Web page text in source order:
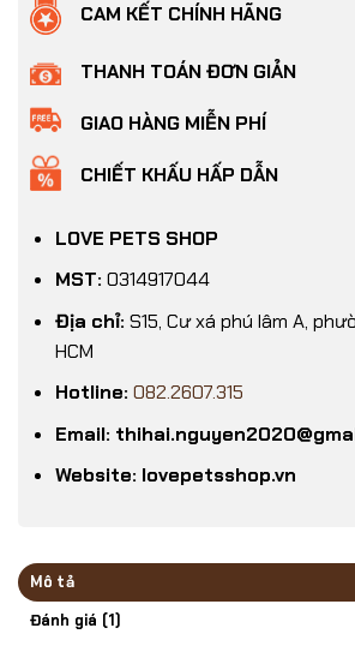
CAM KẾT CHÍNH HÃNG
THANH TOÁN ĐƠN GIẢN
GIAO HÀNG MIỄN PHÍ
CHIẾT KHẤU HẤP DẪN
LOVE PETS SHOP
MST: 0314917044
Địa chỉ: S15, Cư xá phú lâm A,
HCM
Hotline: 082.2607.315
Email:
Website: lovepetsshop.vn
Mô tả
Đánh giá (1)